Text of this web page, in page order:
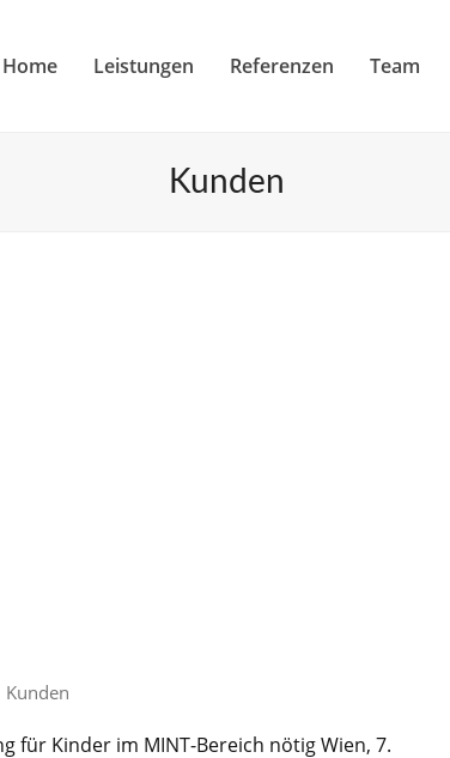
Home Leistungen Referenzen Team
Kunden
Kunden
für Kinder im MINT-Bereich nötig Wien, 7.